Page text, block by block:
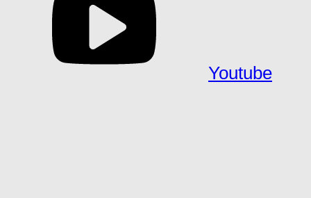
Youtube